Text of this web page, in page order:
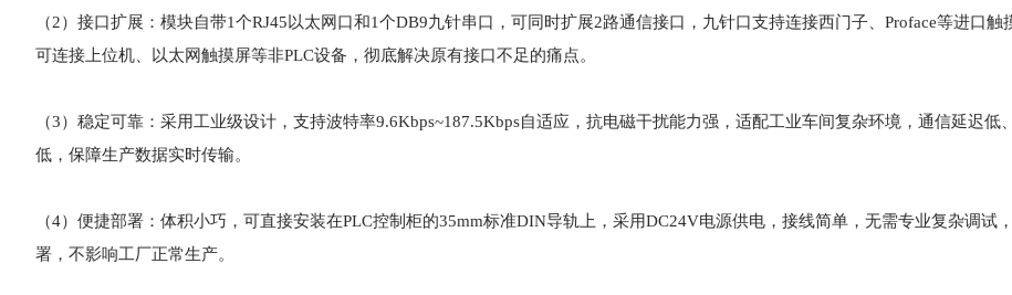
（2）接口扩展：模块自带1个RJ45以太网口和1个DB9九针串口，可同时扩展2路通信接口，九针口支持连接西门子、Proface等进口触
可连接上位机、以太网触摸屏等非PLC设备，彻底解决原有接口不足的痛点。
（3）稳定可靠：采用工业级设计，支持波特率9.6Kbps~187.5Kbps自适应，抗电磁干扰能力强，适配工业车间复杂环境，通信延迟低
低，保障生产数据实时传输。
（4）便捷部署：体积小巧，可直接安装在PLC控制柜的35mm标准DIN导轨上，采用DC24V电源供电，接线简单，无需专业复杂调试
署，不影响工厂正常生产。